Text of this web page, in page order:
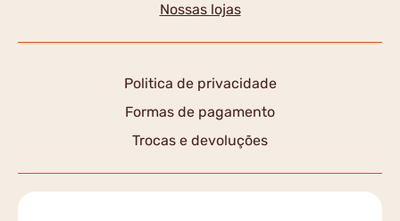
Nossas lojas
Politica de privacidade
Formas de pagamento
Trocas e devoluções